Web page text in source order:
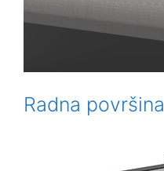
Radna površina